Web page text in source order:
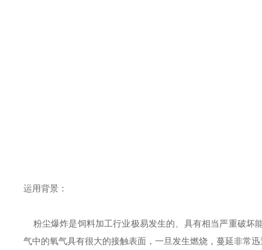
运用背景：
粉尘爆炸是饲料加工行业极易发生的、具有相当严重破坏
气中的氧气具有很大的接触表面，一旦发生燃烧，蔓延非常